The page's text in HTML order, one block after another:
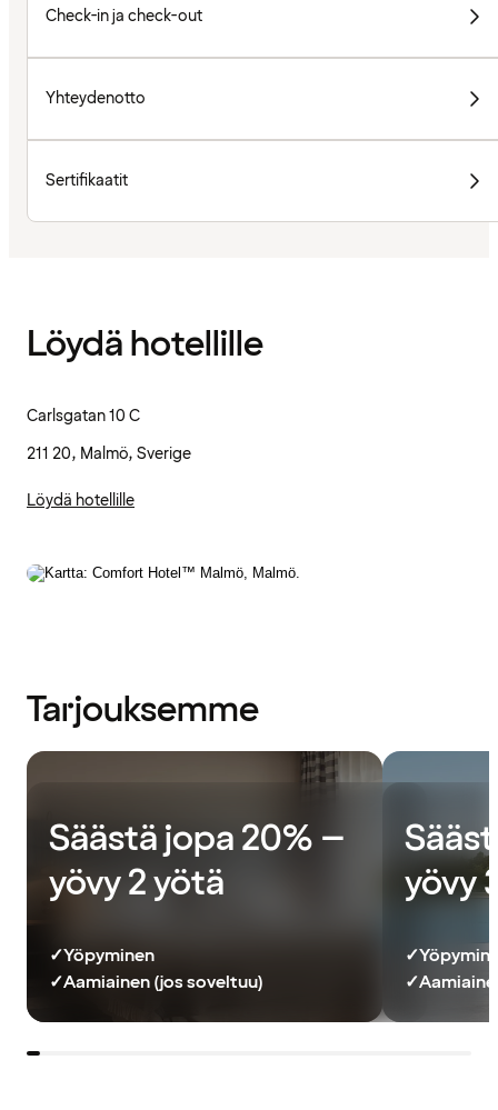
Check-in ja check-out
Yhteydenotto
Sertifikaatit
Löydä hotellille
Carlsgatan 10 C
211 20, Malmö, Sverige
Löydä hotellille
Tarjouksemme
Säästä jopa 20% –
yövy 2 yötä
✓Yöpyminen
✓Aamiainen (jos soveltuu)
yövy
✓
✓